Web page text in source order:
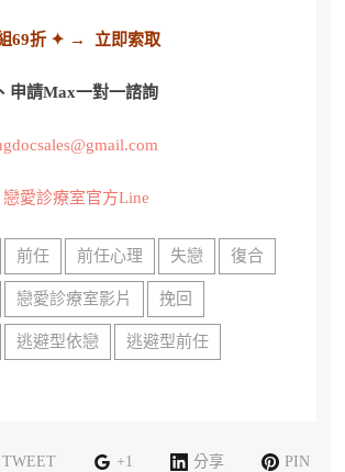
69折 ✦ → 立即索取
申請Max一對一諮詢
戀愛診療室官方Line
前任 前任心理 失戀 復合
戀愛診療室影片 挽回
逃避型依戀 逃避型前任
TWEET +1 分享 PIN